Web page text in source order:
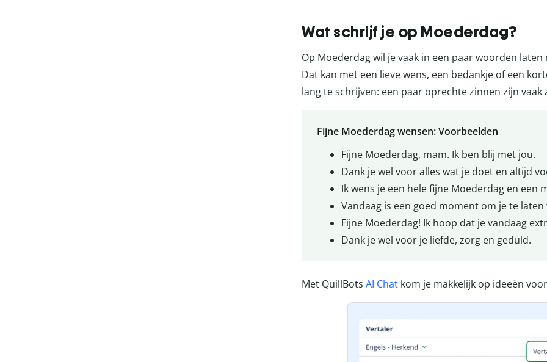
Wat schrijf je op Moederdag?
Op Moederdag wil je vaak in een paar woorden
Dat kan met een lieve wens, een bedankje of een
lang te schrijven: een paar oprechte zinnen zijn vaak
Fijne Moederdag wensen: Voorbeelden
Fijne Moederdag, mam. Ik ben blij met jou.
Dank je wel voor alles wat je doet en altijd
Ik wens je een hele fijne Moederdag en een
Vandaag is een goed moment om je te
Fijne Moederdag! Ik hoop dat je vandaag
Dank je wel voor je liefde, zorg en geduld.
Met QuillBots AI Chat kom je makkelijk op ideeën